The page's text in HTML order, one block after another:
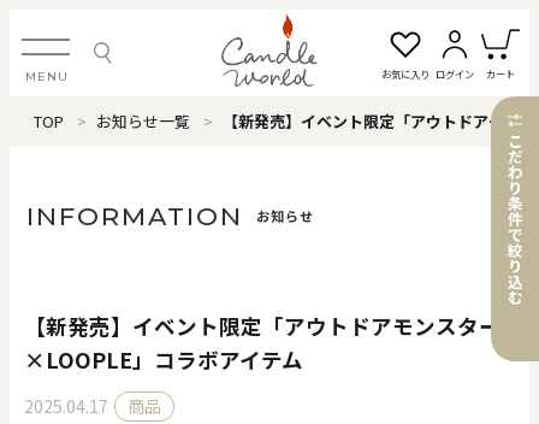
MENU お気に入り ログイン カート
ログイン・新規会員登録
すべてのアイテム
カテゴリから探す
TOP お知らせ一覧 【新発売】イベント限定「アウトドアモンスター×LOOPLE」コラボアイテム
INFORMATION お知らせ
【新発売】イベント限定「アウトドアモンスター
×LOOPLE」コラボアイテム
2025.04.17 商品
こ
だ
わ
り
条
件
で
絞
り
込
む